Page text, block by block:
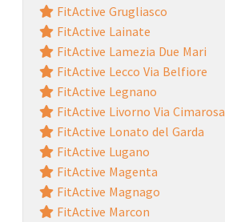
FitActive Grugliasco
FitActive Lainate
FitActive Lamezia Due Mari
FitActive Lecco Via Belfiore
FitActive Legnano
FitActive Livorno Via Cimarosa
FitActive Lonato del Garda
FitActive Lugano
FitActive Magenta
FitActive Magnago
FitActive Marcon